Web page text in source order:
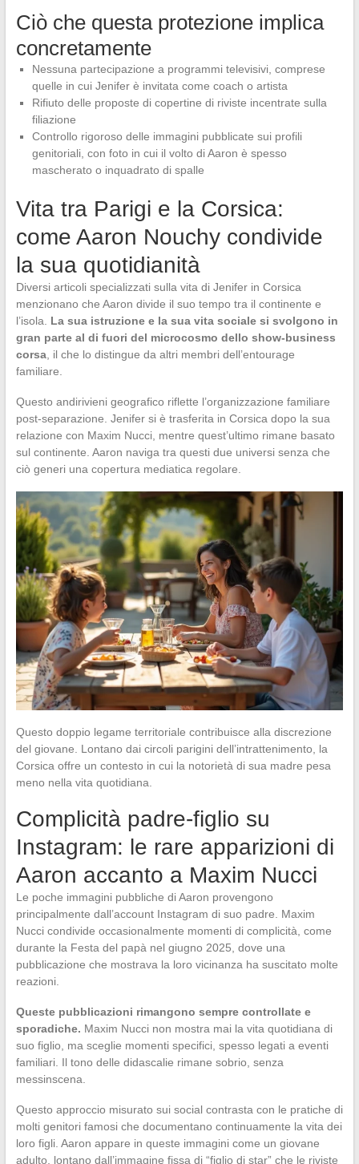
Ciò che questa protezione implica
concretamente
Nessuna partecipazione a programmi televisivi, comprese
quelle in cui Jenifer è invitata come coach o artista
Rifiuto delle proposte di copertine di riviste incentrate sulla
filiazione
Controllo rigoroso delle immagini pubblicate sui profili
genitoriali, con foto in cui il volto di Aaron è spesso
mascherato o inquadrato di spalle
Vita tra Parigi e la Corsica:
come Aaron Nouchy condivide
la sua quotidianità
Diversi articoli specializzati sulla vita di Jenifer in Corsica
menzionano che Aaron divide il suo tempo tra il continente e
l’isola. La sua istruzione e la sua vita sociale si svolgono in
gran parte al di fuori del microcosmo dello show-business
corsa, il che lo distingue da altri membri dell’entourage
familiare.
Questo andirivieni geografico riflette l’organizzazione familiare
post-separazione. Jenifer si è trasferita in Corsica dopo la sua
relazione con Maxim Nucci, mentre quest’ultimo rimane basato
sul continente. Aaron naviga tra questi due universi senza che
ciò generi una copertura mediatica regolare.
Questo doppio legame territoriale contribuisce alla discrezione
del giovane. Lontano dai circoli parigini dell’intrattenimento, la
Corsica offre un contesto in cui la notorietà di sua madre pesa
meno nella vita quotidiana.
Complicità padre-figlio su
Instagram: le rare apparizioni di
Aaron accanto a Maxim Nucci
Le poche immagini pubbliche di Aaron provengono
principalmente dall’account Instagram di suo padre. Maxim
Nucci condivide occasionalmente momenti di complicità, come
durante la Festa del papà nel giugno 2025, dove una
pubblicazione che mostrava la loro vicinanza ha suscitato molte
reazioni.
Queste pubblicazioni rimangono sempre controllate e
sporadiche. Maxim Nucci non mostra mai la vita quotidiana di
suo figlio, ma sceglie momenti specifici, spesso legati a eventi
familiari. Il tono delle didascalie rimane sobrio, senza
messinscena.
Questo approccio misurato sui social contrasta con le pratiche di
molti genitori famosi che documentano continuamente la vita dei
loro figli. Aaron appare in queste immagini come un giovane
adulto, lontano dall’immagine fissa di “figlio di star” che le riviste